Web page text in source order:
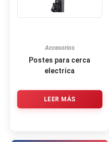
Accesorios
Postes para cerca
electrica
LEER MÁS